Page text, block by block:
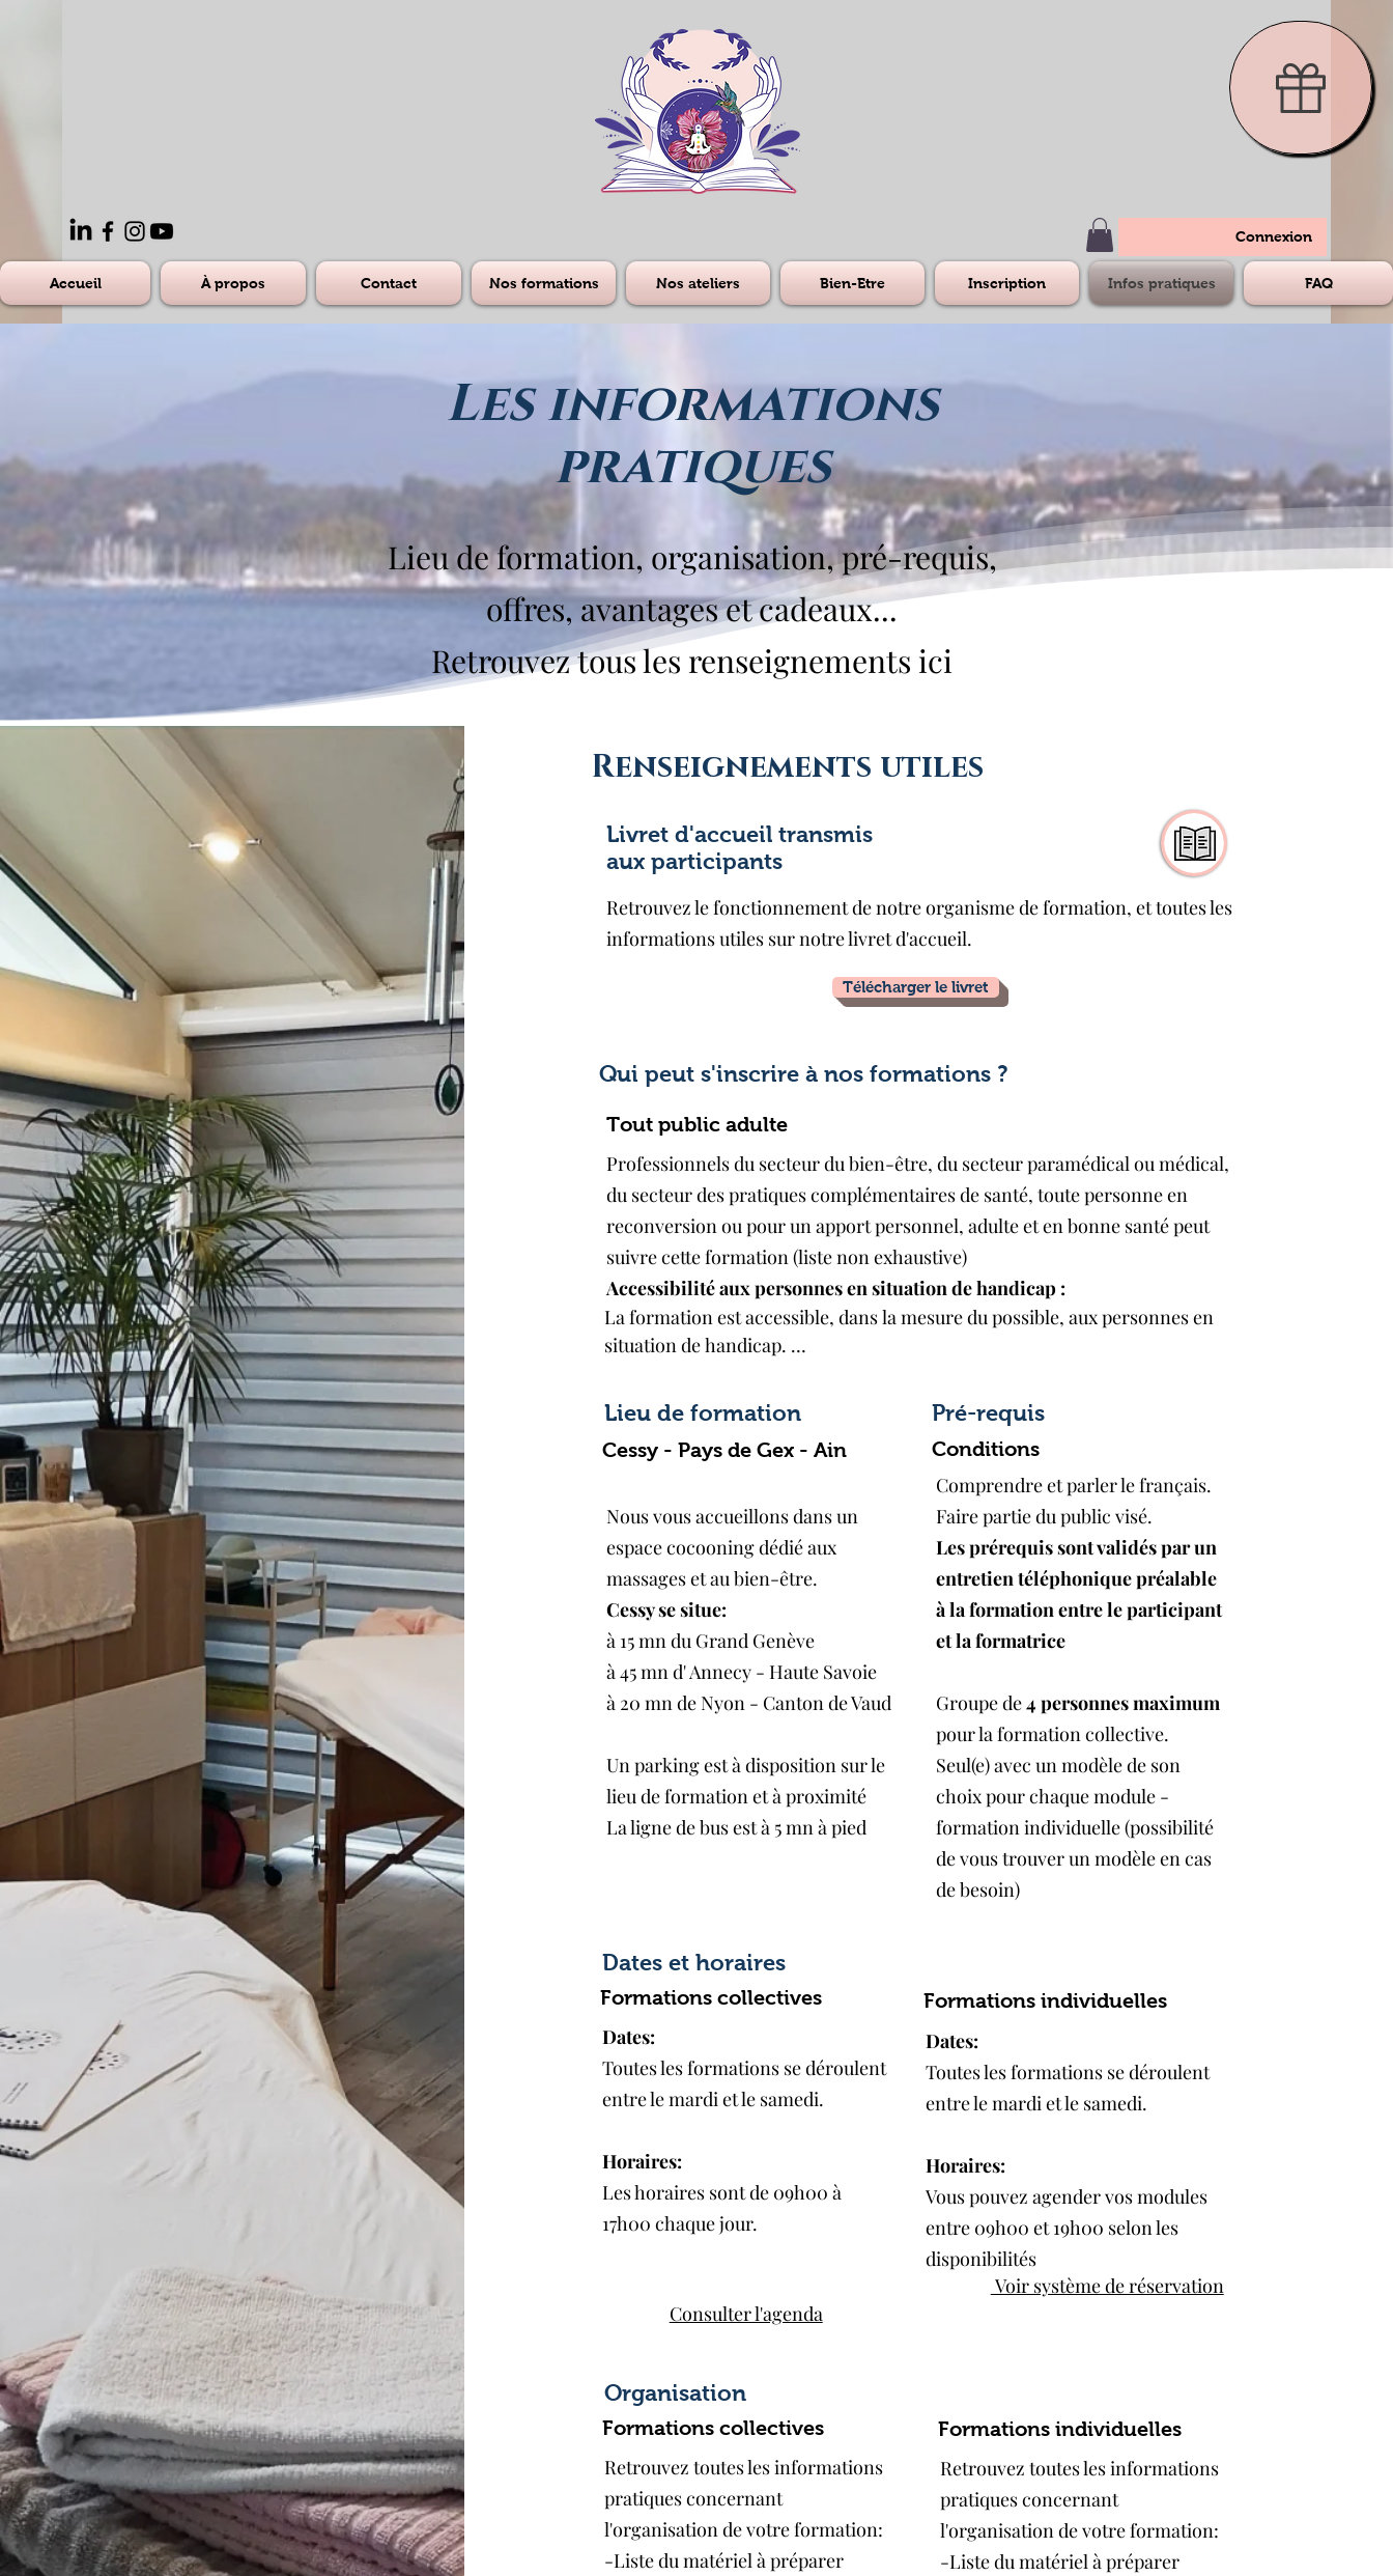
Connexion
Accueil À propos Contact Nos formations Nos ateliers Bien-Etre Inscription Infos pratiques FAQ
Les informations
pratiques
Lieu de formation, organisation, pré-requis,
offres, avantages et cadeaux...
Retrouvez tous les renseignements ici
Les nouveaux défis sur le marché du massage
Les créateurs d'entreprise doivent donc trouver des moyens de
différencier de la concurrence, en proposant des services
innovants et de qualité supérieure
Nos certifications
Renseignements utiles
Livret d'accueil transmis
aux participants
Retrouvez le fonctionnement de notre organisme de formation, et toutes les
informations utiles sur notre livret d'accueil.
Télécharger le livret
Qui peut s'inscrire à nos formations ?
Tout public adulte
Professionnels du secteur du bien-être, du secteur paramédical ou médical,
du secteur des pratiques complémentaires de santé, toute personne en
reconversion ou pour un apport personnel, adulte et en bonne santé peut
suivre cette formation (liste non exhaustive)
Accessibilité aux personnes en situation de handicap :
La formation est accessible, dans la mesure du possible, aux personnes en
situation de handicap.
de votre intégration dans la formation en fonction de votre degré de
handicap peut être effectué avec l’aide de notre partenaire, l’AGEFIPH
(Agefiph | Association aide à l'emploi personnes en situation de handicap) .
Adressez-vous à votre formatrice, Adélaïde, qui prendre directement
rendez-vous au besoin avec une personne compétente de notre service
partenaire Agefiph :
contactve-tham@savoirmasser.com / 07 80 97 31 07
Selon la nature de votre handicap, le référent déterminera les conditions
d’accessibilité à la forma-tion et l’adaptation des moyens de la prestation
dont l’accessibilité des ressources et/ou la pré-sence de supports
spécifiques. Le référent pourra également vous orienter vers un partenaire
ca-pable de proposer une ingénierie de formation compatible avec la
Lieu de formation
Cessy - Pays de Gex - Ain
Nous vous accueillons dans un
espace cocooning dédié aux
massages et au bien-être.
Cessy se situe:
à 15 mn du Grand Genève
à 45 mn d' Annecy - Haute Savoie
à 20 mn de Nyon - Canton de Vaud
Un parking est à disposition sur le
lieu de formation et à proximité
La ligne de bus est à 5 mn à pied
Pré-requis
Conditions
Comprendre et parler le français.
Faire partie du public visé.​
Les prérequis sont validés par un
entretien téléphonique préalable
à la formation entre le participant
et la formatrice
Groupe de4 personnes maximum
pour la formation collective.
Seul(e) avec un modèle de son
choix pour chaque module -
formation individuelle (possibilité
de vous trouver un modèle en cas
de besoin)
Dates et horaires
Formations collectives
Dates:
Toutes les formations se déroulent
entre le mardi et le samedi.​
Horaires:
Les horaires sont de 09h00 à
17h00 chaque jour.
Consulter l'agenda
Formations individuelles
Dates:
Toutes les formations se déroulent
entre le mardi et le samedi.
Horaires:
Vous pouvez agender vos modules
entre 09h00 et 19h00 selon les
disponibilités
Voir système de réservation
Organisation
Formations collectives
Retrouvez toutes les informations
pratiques concernant
l'organisation de votre formation:
-Liste du matériel à préparer
Formations individuelles
Retrouvez toutes les informations
pratiques concernant
l'organisation de votre formation:
-Liste du matériel à préparer